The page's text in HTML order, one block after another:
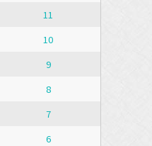
11
10
9
8
7
6